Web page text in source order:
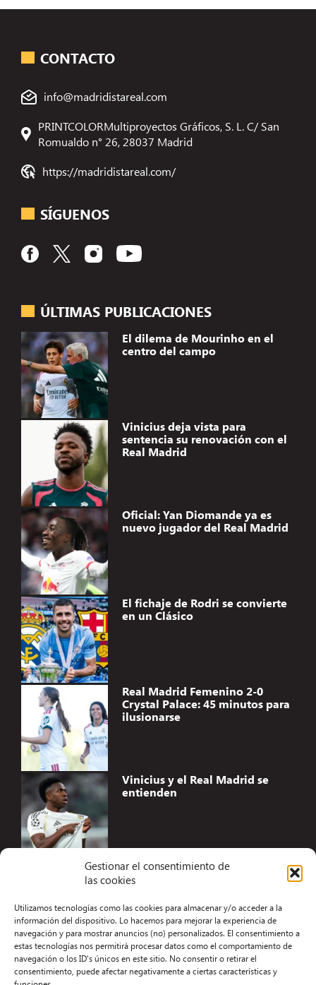
Gestionar el consentimiento de
las cookies
Utilizamos tecnologías como las cookies para almacenar y/o acceder a la
información del dispositivo. Lo hacemos para mejorar la experiencia de
navegación y para mostrar anuncios (no) personalizados. El consentimiento a
estas tecnologías nos permitirá procesar datos como el comportamiento de
navegación o los ID's únicos en este sitio. No consentir o retirar el
consentimiento, puede afectar negativamente a ciertas características y
ÚLTIMAS PUBLICACIONES
El dilema de Mourinho en el
centro del campo
Vinicius deja vista para
sentencia su renovación con el
Real Madrid
Oficial: Yan Diomande ya es
nuevo jugador del Real Madrid
El fichaje de Rodri se convierte
en un Clásico
Real Madrid Femenino 2-0
Crystal Palace: 45 minutos para
ilusionarse
Vinicius y el Real Madrid se
entienden
CONTACTO
info@madridistareal.com
PRINTCOLORMultiproyectos Gráficos, S. L. C/ San
Romualdo n° 26, 28037 Madrid
https://madridistareal.com/
SÍGUENOS
Aviso Legal
Términos y condiciones
Política de privacidad